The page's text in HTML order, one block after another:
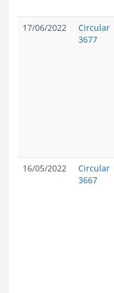
17/06/2022
Circular
3677
16/05/2022
Circular
3667